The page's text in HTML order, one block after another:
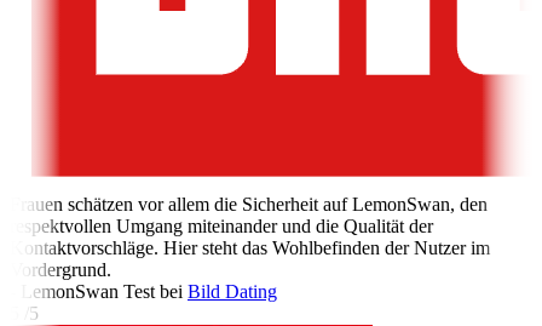
Frauen schätzen vor allem die Sicherheit auf LemonSwan, den
respektvollen Umgang miteinander und die Qualität der
Kontaktvorschläge. Hier steht das Wohlbefinden der Nutzer im
Vordergrund.
- LemonSwan Test bei Bild Dating
5 /5